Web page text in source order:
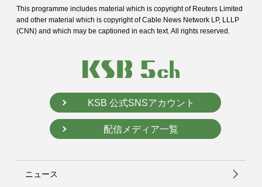
This programme includes material which is copyright of Reuters Limited
and other material which is copyright of Cable News Network LP, LLLP
(CNN) and which may be captioned in each text. All rights reserved.
KSB 公式SNSアカウント
配信メディア一覧
ニュース